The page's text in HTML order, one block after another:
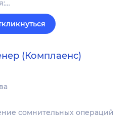
(Комплаенс)
сомнительных операций